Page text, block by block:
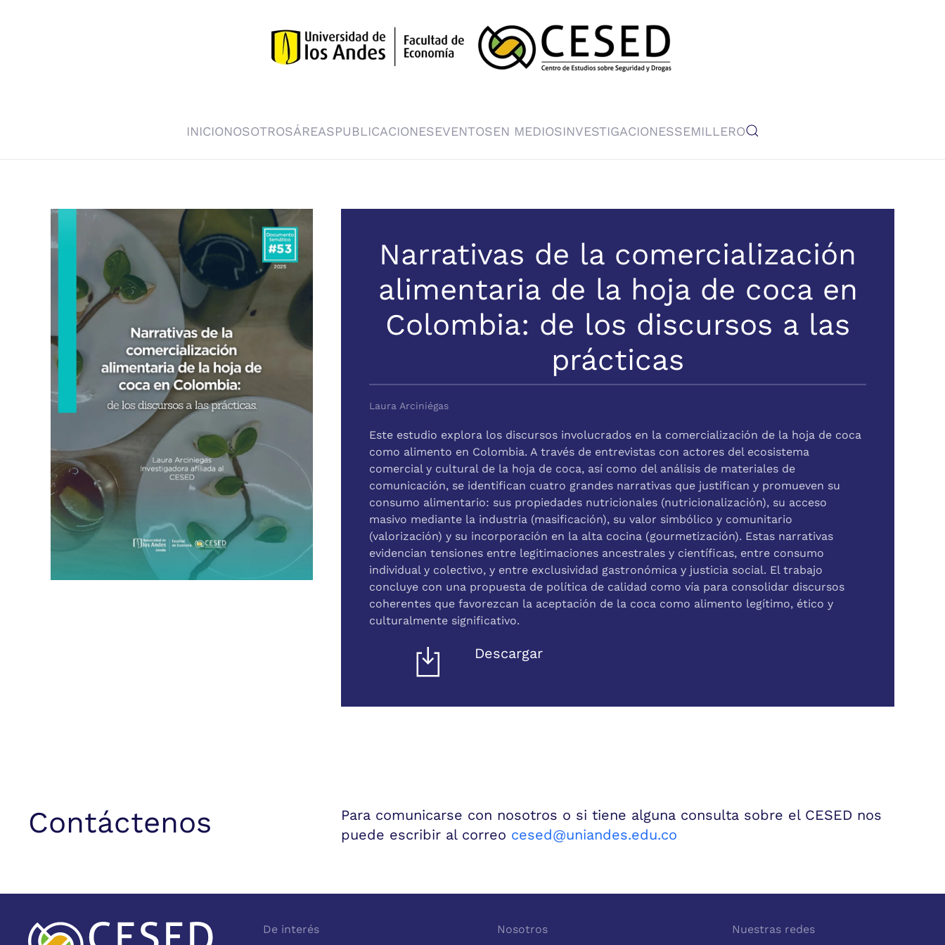
INICIONOSOTROSÁREASPUBLICACIONESEVENTOSEN MEDIOSINVESTIGACIONESSEMILLERO
Narrativas de la comercialización
alimentaria de la hoja de coca en
Colombia: de los discursos a las
prácticas
Laura Arciniégas
Este estudio explora los discursos involucrados en la comercialización de la hoja de coca
como alimento en Colombia. A través de entrevistas con actores del ecosistema
comercial y cultural de la hoja de coca, así como del análisis de materiales de
comunicación, se identifican cuatro grandes narrativas que justifican y promueven su
consumo alimentario: sus propiedades nutricionales (nutricionalización), su acceso
masivo mediante la industria (masificación), su valor simbólico y comunitario
(valorización) y su incorporación en la alta cocina (gourmetización). Estas narrativas
evidencian tensiones entre legitimaciones ancestrales y científicas, entre consumo
individual y colectivo, y entre exclusividad gastronómica y justicia social. El trabajo
concluye con una propuesta de política de calidad como vía para consolidar discursos
coherentes que favorezcan la aceptación de la coca como alimento legítimo, ético y
culturalmente significativo.
Descargar
Contáctenos
Para comunicarse con nosotros o si tiene alguna consulta sobre el CESED nos
puede escribir al correo cesed@uniandes.edu.co
De interés Nosotros Nuestras redes